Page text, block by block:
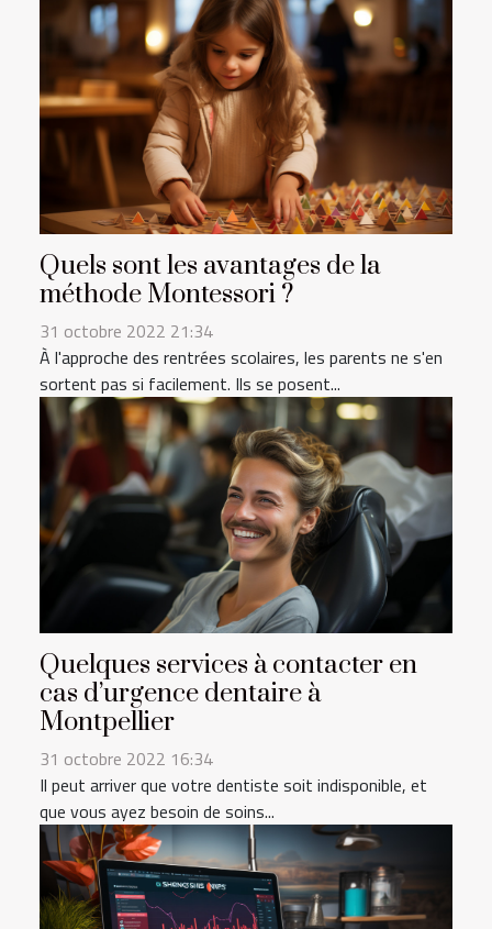
Quels sont les avantages de la
méthode Montessori ?
31 octobre 2022 21:34
À l'approche des rentrées scolaires, les parents ne s'en
sortent pas si facilement. Ils se posent...
Quelques services à contacter en
cas d’urgence dentaire à
Montpellier
31 octobre 2022 16:34
Il peut arriver que votre dentiste soit indisponible, et
que vous ayez besoin de soins...